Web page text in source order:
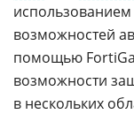
использованием
возможностей
помощью
возможности
в нескольких